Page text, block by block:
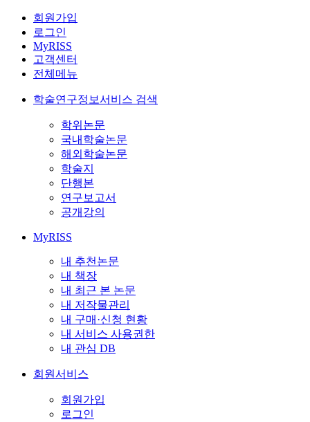
회원가입
로그인
MyRISS
고객센터
전체메뉴
학술연구정보서비스 검색
학위논문
국내학술논문
해외학술논문
학술지
단행본
연구보고서
공개강의
MyRISS
내 추천논문
내 책장
내 최근 본 논문
내 저작물관리
내 구매·신청 현황
내 서비스 사용권한
내 관심 DB
회원서비스
회원가입
로그인